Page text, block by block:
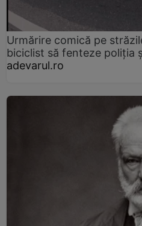
Urmărire comică pe
biciclist să fenteze poliția
adevarul.ro